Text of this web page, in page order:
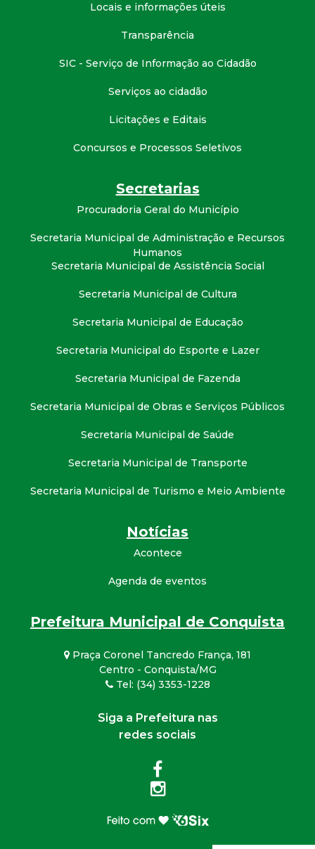
Locais e informações úteis
Transparência
SIC - Serviço de Informação ao Cidadão
Serviços ao cidadão
Licitações e Editais
Concursos e Processos Seletivos
Secretarias
Procuradoria Geral do Município
Secretaria Municipal de Administração e Recursos
Humanos
Secretaria Municipal de Assistência Social
Secretaria Municipal de Cultura
Secretaria Municipal de Educação
Secretaria Municipal do Esporte e Lazer
Secretaria Municipal de Fazenda
Secretaria Municipal de Obras e Serviços Públicos
Secretaria Municipal de Saúde
Secretaria Municipal de Transporte
Secretaria Municipal de Turismo e Meio Ambiente
Notícias
Acontece
Agenda de eventos
Prefeitura Municipal de Conquista
Praça Coronel Tancredo França, 181
Centro - Conquista/MG
Tel: (34) 3353-1228
Siga a Prefeitura nas
redes sociais